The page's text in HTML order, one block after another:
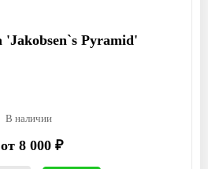
'Jakobsen`s Pyramid'
В наличии
от 8 000 ₽